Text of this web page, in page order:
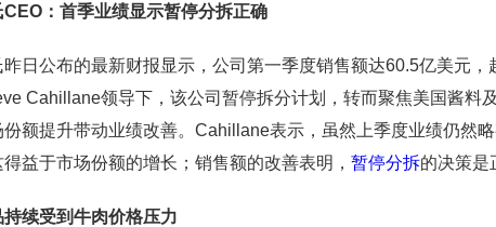
CEO：首季业绩显示暂停分拆正确
日公布的最新财报显示，公司第一季度销售额达60.5亿美元，
Cahillane领导下，该公司暂停拆分计划，转而聚焦美国酱料
份额提升带动业绩改善。Cahillane表示，虽然上季度业绩仍然
益于市场份额的增长；销售额的改善表明， 暂停分拆的决策是
续受到牛肉价格压力